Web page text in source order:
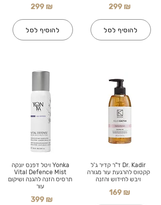
299 ₪
להוסיף לסל
Yonka ויטל דפנס יונקה
Vital Defence Mist
תרסיס הזנה להגנה ושיקום
עור
399 ₪
299 ₪
להוסיף לסל
Dr. Kadir ד"ר קדיר ג'ל
קקטוס להרגעת עור מגורה
ויבש לחידוש והזנה
169 ₪